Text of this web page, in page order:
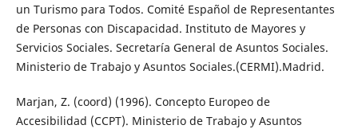
un Turismo para Todos. Comité Español de Representantes
de Personas con Discapacidad. Instituto de Mayores y
Servicios Sociales. Secretaría General de Asuntos Sociales.
Ministerio de Trabajo y Asuntos Sociales.(CERMI).Madrid.
Marjan, Z. (coord) (1996). Concepto Europeo de
Accesibilidad (CCPT). Ministerio de Trabajo y Asuntos